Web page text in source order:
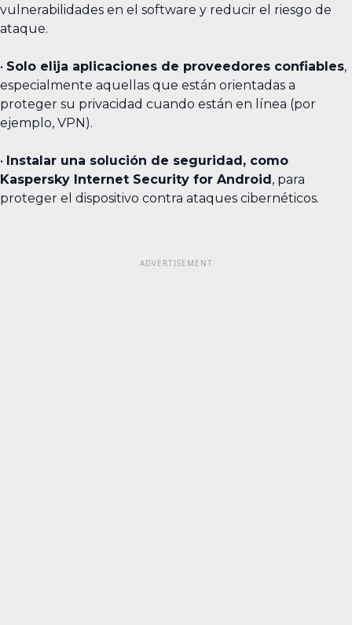
vulnerabilidades en el software y reducir el riesgo de
ataque.
• Solo elija aplicaciones de proveedores confiables,
especialmente aquellas que están orientadas a
proteger su privacidad cuando están en línea (por
ejemplo, VPN).
• Instalar una solución de seguridad, como
Kaspersky Internet Security for Android , para
proteger el dispositivo contra ataques cibernéticos.